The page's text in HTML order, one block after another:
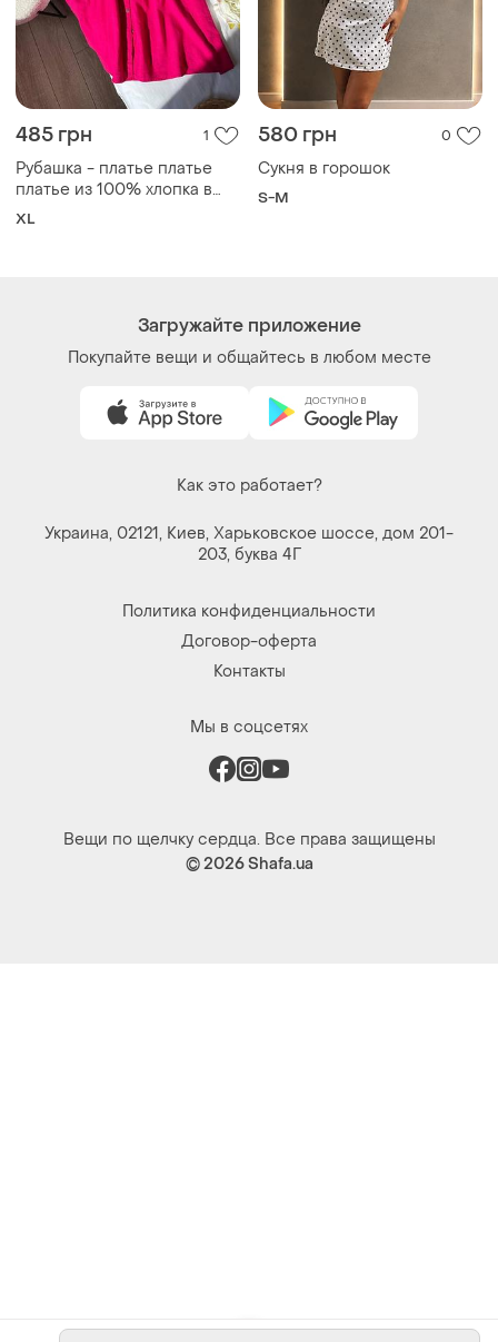
485 грн 1
Рубашка - платье платье
платье из 100% хлопка в
насыщенном цвете
XL
580 грн 0
Сукня в горошок
S-M
Загружайте приложение
Покупайте вещи и общайтесь в любом месте
Как это работает?
Украина, 02121, Киев, Харьковское шоссе, дом 201-
203, буква 4Г
Политика конфиденциальности
Договор-оферта
Контакты
Мы в соцсетях
Вещи по щелчку сердца. Все права защищены
© 2026Shafa.ua